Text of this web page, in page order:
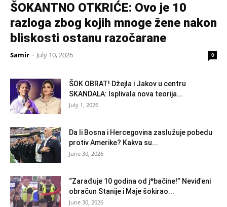
ŠOKANTNO OTKRIĆE: Ovo je 10
razloga zbog kojih mnoge žene nakon
bliskosti ostanu razočarane
Samir - July 10, 2026 0
ŠOK OBRAT! Džejla i Jakov u centru
SKANDALA: Isplivala nova teorija...
July 1, 2026
Da li Bosna i Hercegovina zaslužuje pobedu
protiv Amerike? Kakva su...
June 30, 2026
“Zarađuje 10 godina od j*bačine!” Neviđeni
obračun Stanije i Maje šokirao...
June 30, 2026